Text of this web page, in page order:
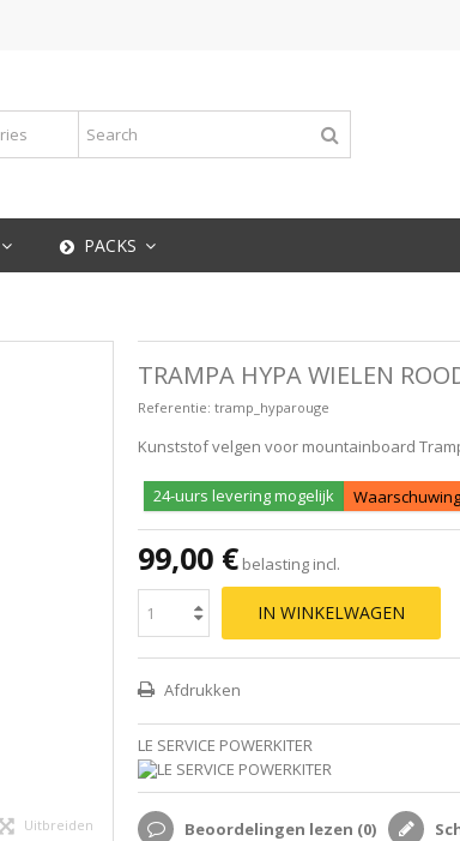
PACKS
Uitbreiden
TRAMPA HYPA WIELEN
Referentie: tramp_hyparouge
Kunststof velgen voor mountainboard
24-uurs levering mogelijk
99,00 € belasting incl.
IN WINKELWAGEN
Afdrukken
LE SERVICE POWERKITER
Beoordelingen lezen (0)